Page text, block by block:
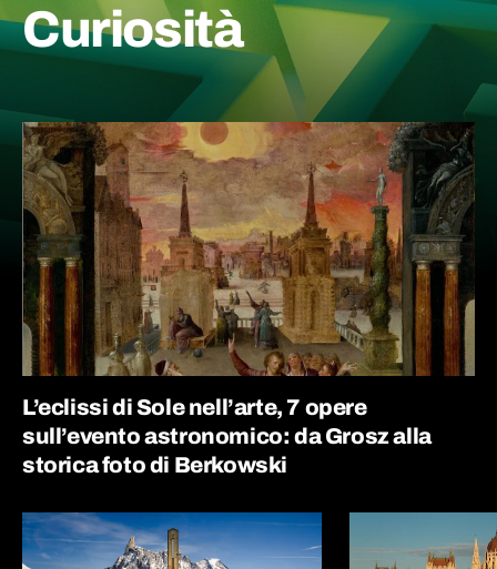
Curiosità
L’eclissi di Sole nell’arte, 7 opere
sull’evento astronomico: da Grosz alla
storica foto di Berkowski